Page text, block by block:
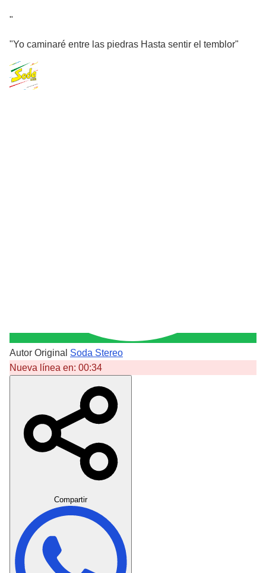
"
"Yo caminaré entre las piedras Hasta sentir el temblor"
Autor Original Soda Stereo
Nueva línea en: 00:34
Compartir